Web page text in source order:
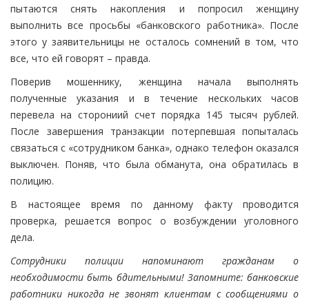
пытаются снять накопления и попросил женщину
выполнить все просьбы «банковского работника». После
этого у заявительницы не осталось сомнений в том, что
все, что ей говорят – правда.
Поверив мошеннику, женщина начала выполнять
полученные указания и в течение нескольких часов
перевела на сторониий счет порядка 145 тысяч рублей.
После завершения транзакции потерпевшая попыталась
связаться с «сотрудником банка», однако телефон оказался
выключен. Поняв, что была обманута, она обратилась в
полицию.
В настоящее время по данному факту проводится
проверка, решается вопрос о возбуждении уголовного
дела.
Сотрудники полиции напоминают гражданам о
необходимости быть бдительными! Запомните: банковские
работники никогда не звонят клиентам с сообщениями о